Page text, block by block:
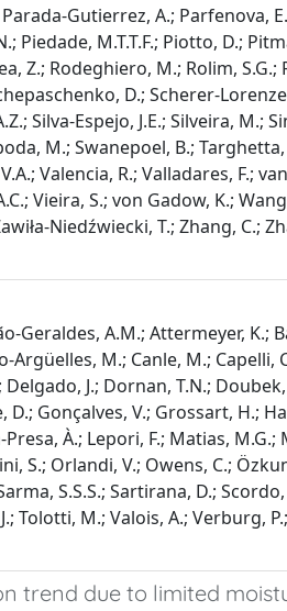
Gutierrez, A.; Parfenova,
M.T.T.F.; Piotto, D.;
Z.; Rodeghiero, M.; Rolim, S.G.;
D.; Scherer-
Silva-Espejo, J.E.; Silveira, M.;
M.; Swanepoel, B.;
Valencia, R.; Valladares, F.;
Vieira, S.; von Gadow, K.;
Niedźwiecki, T.; Zhang, C.;
Geraldes, A.M.; Attermeyer, K.;
M.; Canle, M.; Capelli,
J.; Dornan, T.N.; Doubek,
Gonçalves, V.; Grossart, H.;
Presa, À.; Lepori, F.; Matias,
S.; Orlandi, V.; Owens, C.;
S.S.S.; Sartirana, D.;
Tolotti, M.; Valois, A.; Verburg,
trend due to limited